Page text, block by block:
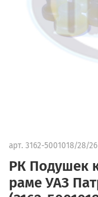
арт. 3162-5001018/28/
РК Подушек
раме УАЗ